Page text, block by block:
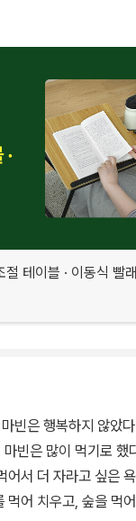
테이블 · 이동식 빨래
빈은 행복하지 않았
빈은 많이 먹기로 했
어서 더 자라고 싶은
먹어 치우고, 숲을 먹